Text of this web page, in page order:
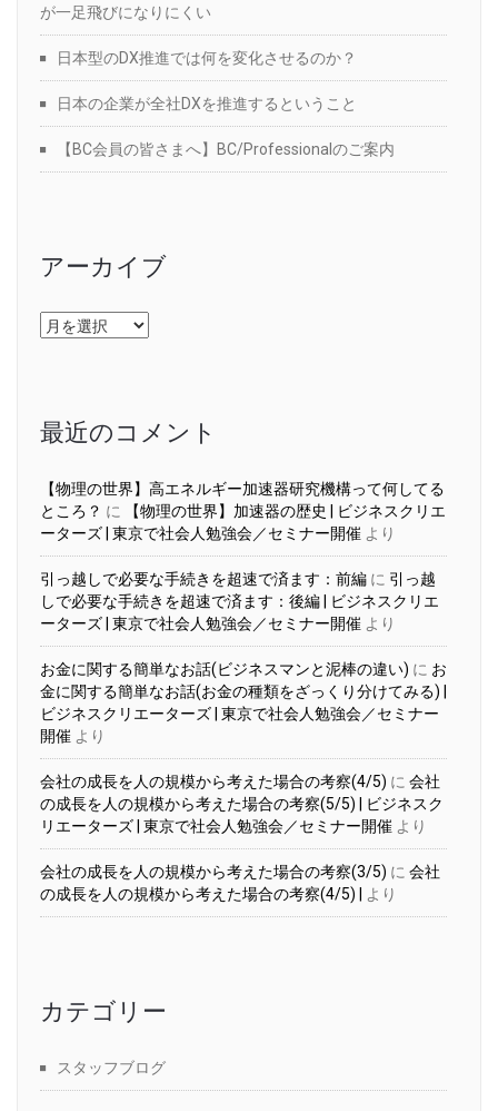
が一足飛びになりにくい
日本型のDX推進では何を変化させるのか？
日本の企業が全社DXを推進するということ
【BC会員の皆さまへ】BC/Professionalのご案内
アーカイブ
ア
ー
最近のコメント
【物理の世界】高エネルギー加速器研究機構って何してる
ところ？ に
【物理の世界】加速器の歴史 | ビジネスクリエ
ーターズ | 東京で社会人勉強会／セミナー開催 より
引っ越しで必要な手続きを超速で済ます：前編 に 引っ越
しで必要な手続きを超速で済ます：後編 | ビジネスクリエ
ーターズ | 東京で社会人勉強会／セミナー開催 より
お金に関する簡単なお話(ビジネスマンと泥棒の違い) に お
金に関する簡単なお話(お金の種類をざっくり分けてみる) |
ビジネスクリエーターズ | 東京で社会人勉強会／セミナー
開催 より
会社の成長を人の規模から考えた場合の考察(4/5) に 会社
の成長を人の規模から考えた場合の考察(5/5) | ビジネスク
リエーターズ | 東京で社会人勉強会／セミナー開催 より
会社の成長を人の規模から考えた場合の考察(3/5) に 会社
の成長を人の規模から考えた場合の考察(4/5) |
より
カテゴリー
スタッフブログ